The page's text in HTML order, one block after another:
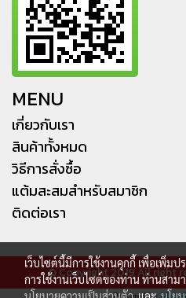
MENU
เกี่ยวกับเรา
สินค้าทั้งหมด
วิธีการสั่งซื้อ
แต้มสะสมสำหรับสมาชิก
ติดต่อเรา
© Copyright 2019 All right
เว็บไซต์นี้มีการใช้งานคุกกี้ เพื่อเพิ่ม
การใช้งานเว็บไซต์ของท่าน ท่านสาม